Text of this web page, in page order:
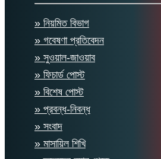
» নিয়মিত বিভাগ
» গবেষণা প্রতিবেদন
» সুওয়াল-জাওয়াব
» ফিচার্ড পোস্ট
» বিশেষ পোস্ট
» প্রবন্ধ-নিবন্ধ
» সংবাদ
» মাসায়িল শিখি